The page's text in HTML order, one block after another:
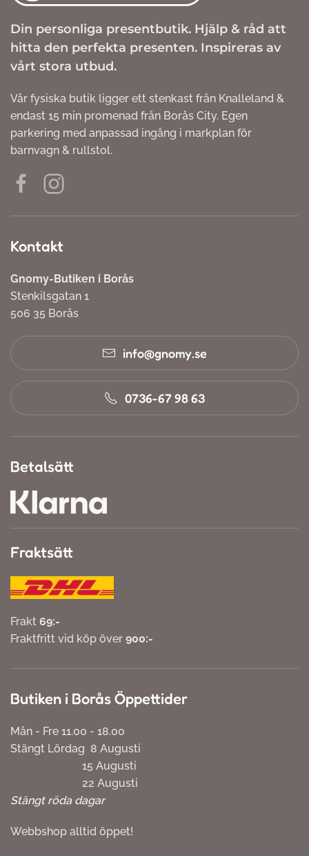
Din personliga presentbutik. Hjälp & råd att
hitta den perfekta presenten. Inspireras av
vårt stora utbud.
Vår fysiska butik ligger ett stenkast från Knalleland &
endast 15 min promenad från Borås City. Egen
parkering med anpassad ingång i markplan för
barnvagn & rullstol.
Kontakt
Gnomy-Butiken i Borås
Stenkilsgatan 1
506 35 Borås
info@gnomy.se
0736-67 98 63
Betalsätt
Fraktsätt
Frakt 69:-
Fraktfritt vid köp över 900:-
Butiken i Borås Öppettider
Mån - Fre 11.00 - 18.00
Stängt Lördag 8 Augusti
15 Augusti
22 Augusti
Stängt röda dagar
Webbshop alltid öppet!